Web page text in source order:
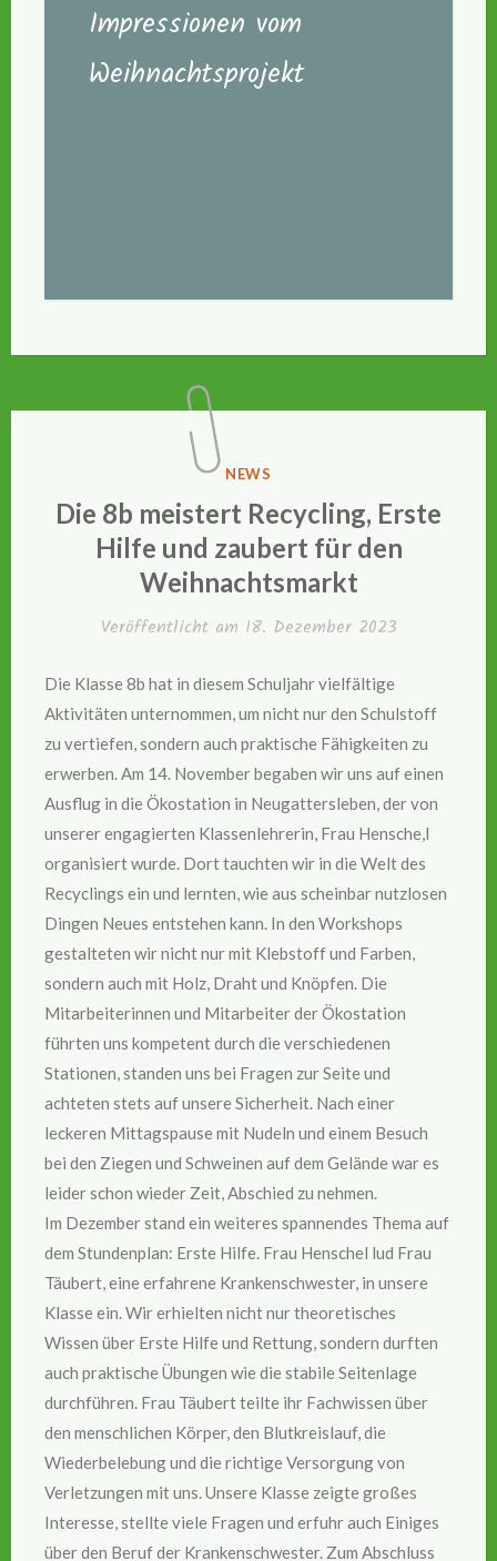
Impressionen vom
Weihnachtsprojekt
VERÖFFENTLICHT
NEWS
Die 8b meistert Recycling, Erste
Hilfe und zaubert für den
Weihnachtsmarkt
Veröffentlicht am 18. Dezember 2023
Die Klasse 8b hat in diesem Schuljahr vielfältige
Aktivitäten unternommen, um nicht nur den Schulstoff
zu vertiefen, sondern auch praktische Fähigkeiten zu
erwerben. Am 14. November begaben wir uns auf einen
Ausflug in die Ökostation in Neugattersleben, der von
unserer engagierten Klassenlehrerin, Frau Hensche,l
organisiert wurde. Dort tauchten wir in die Welt des
Recyclings ein und lernten, wie aus scheinbar nutzlosen
Dingen Neues entstehen kann. In den Workshops
gestalteten wir nicht nur mit Klebstoff und Farben,
sondern auch mit Holz, Draht und Knöpfen. Die
Mitarbeiterinnen und Mitarbeiter der Ökostation
führten uns kompetent durch die verschiedenen
Stationen, standen uns bei Fragen zur Seite und
achteten stets auf unsere Sicherheit. Nach einer
leckeren Mittagspause mit Nudeln und einem Besuch
bei den Ziegen und Schweinen auf dem Gelände war es
leider schon wieder Zeit, Abschied zu nehmen.
Im Dezember stand ein weiteres spannendes Thema auf
dem Stundenplan: Erste Hilfe. Frau Henschel lud Frau
Täubert, eine erfahrene Krankenschwester, in unsere
Klasse ein. Wir erhielten nicht nur theoretisches
Wissen über Erste Hilfe und Rettung, sondern durften
auch praktische Übungen wie die stabile Seitenlage
durchführen. Frau Täubert teilte ihr Fachwissen über
den menschlichen Körper, den Blutkreislauf, die
Wiederbelebung und die richtige Versorgung von
Verletzungen mit uns. Unsere Klasse zeigte großes
Interesse, stellte viele Fragen und erfuhr auch Einiges
über den Beruf der Krankenschwester. Zum Abschluss